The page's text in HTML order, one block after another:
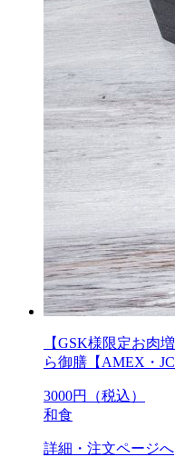
【GSK様限定お肉
ら御膳【AMEX・
3000円（税込）
和食
詳細・注文ページへ